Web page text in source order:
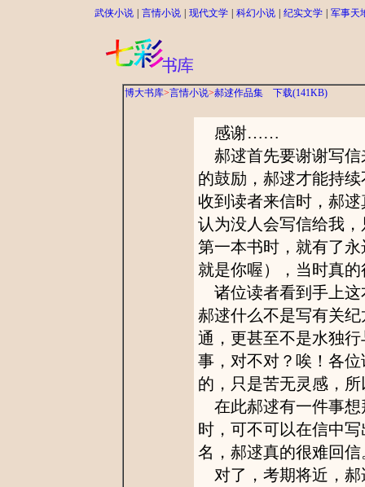
武侠小说 言情小说 现代文学 科幻小说 纪实文学 军事天
博大书库>言情小说>郝逑作品集 下载(141KB)
感谢……
郝逑首先要谢谢写信
的鼓励，郝逑才能持
收到读者来信时，郝
认为没人会写信给我
第一本书时，就有了
就是你喔），当时真
诸位读者看到手上这
郝逑什么不是写有关
通，更甚至不是水独
事，对不对？唉！各
的，只是苦无灵感，
在此郝逑有一件事想
时，可不可以在信中
名，郝逑真的很难回信
对了，考期将近，郝